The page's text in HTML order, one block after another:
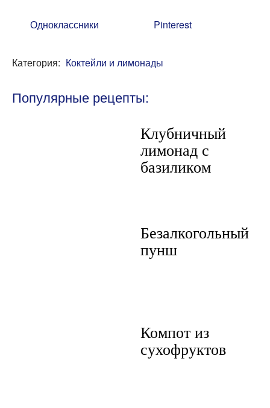
Одноклассники Pinterest
Категория: Коктейли и лимонады
Популярные рецепты:
Клубничный
лимонад с
базиликом
Безалкогольный
пунш
Компот из
сухофруктов